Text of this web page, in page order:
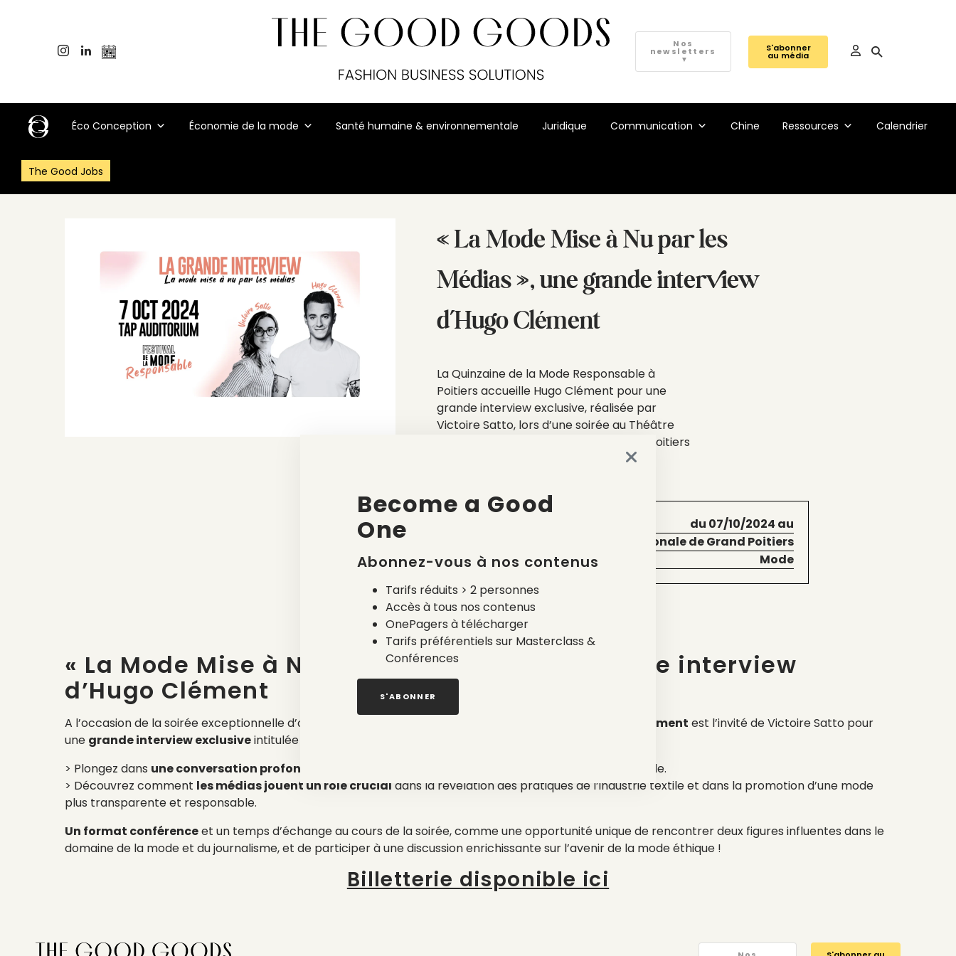
Nos
newsletters
▼
S'abonner
au média
Éco Conception Économie de la mode Santé humaine & environnementale Juridique Communication Chine Ressources Calendrier
The Good Jobs
« La Mode Mise à Nu par les
Médias », une grande interview
d’Hugo Clément
La Quinzaine de la Mode Responsable à
Poitiers accueille Hugo Clément pour une
grande interview exclusive, réalisée par
Victoire Satto, lors d’une soirée au Théâtre
Auditorium Scène nationale de Grand Poitiers
du 07/10/2024 au
📍 TAP – Scène nationale de Grand Poitiers
Catégorie
Mode
Voir le site
« La Mode Mise à Nu par les Médias », la grande interview
d’Hugo Clément
A l’occasion de la soirée exceptionnelle d’ouverture de la Hugo Clément est l’invité de Victoire Satto pour
une grande interview exclusiveintitulée « La Mode Mise à Nu par les Médias ».
> Plongez dans une conversation profonde et sans filtre
sur les vérités cachées de l’industrie de la mode.
> Découvrez comment les médias jouent un rôle crucial dans la révélation des pratiques de l’industrie textile et dans la promotion d’une mode
plus transparente et responsable.
Un format conférenceet un temps d’échange au cours de la soirée, comme une opportunité unique de rencontrer deux figures influentes dans le
domaine de la mode et du journalisme, et de participer à une discussion enrichissante sur l’avenir de la mode éthique !
Billetterie disponible ici
Become a Good
One
Abonnez-vous à nos contenus
Tarifs réduits > 2 personnes
Accès à tous nos contenus
OnePagers à télécharger
Tarifs préférentiels sur Masterclass &
Conférences
S'ABONNER